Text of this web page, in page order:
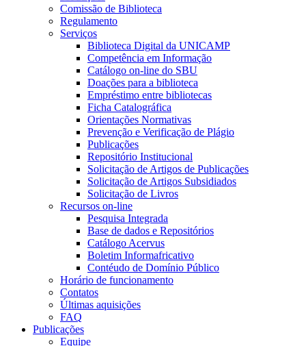
Comissão de Biblioteca
Regulamento
Serviços
Biblioteca Digital da UNICAMP
Competência em Informação
Catálogo on-line do SBU
Doações para a biblioteca
Empréstimo entre bibliotecas
Ficha Catalográfica
Orientações Normativas
Prevenção e Verificação de Plágio
Publicações
Repositório Institucional
Solicitação de Artigos de Publicações
Solicitação de Artigos Subsidiados
Solicitação de Livros
Recursos on-line
Pesquisa Integrada
Base de dados e Repositórios
Catálogo Acervus
Boletim Informafricativo
Contéudo de Domínio Público
Horário de funcionamento
Contatos
Últimas aquisições
FAQ
Publicações
Equipe